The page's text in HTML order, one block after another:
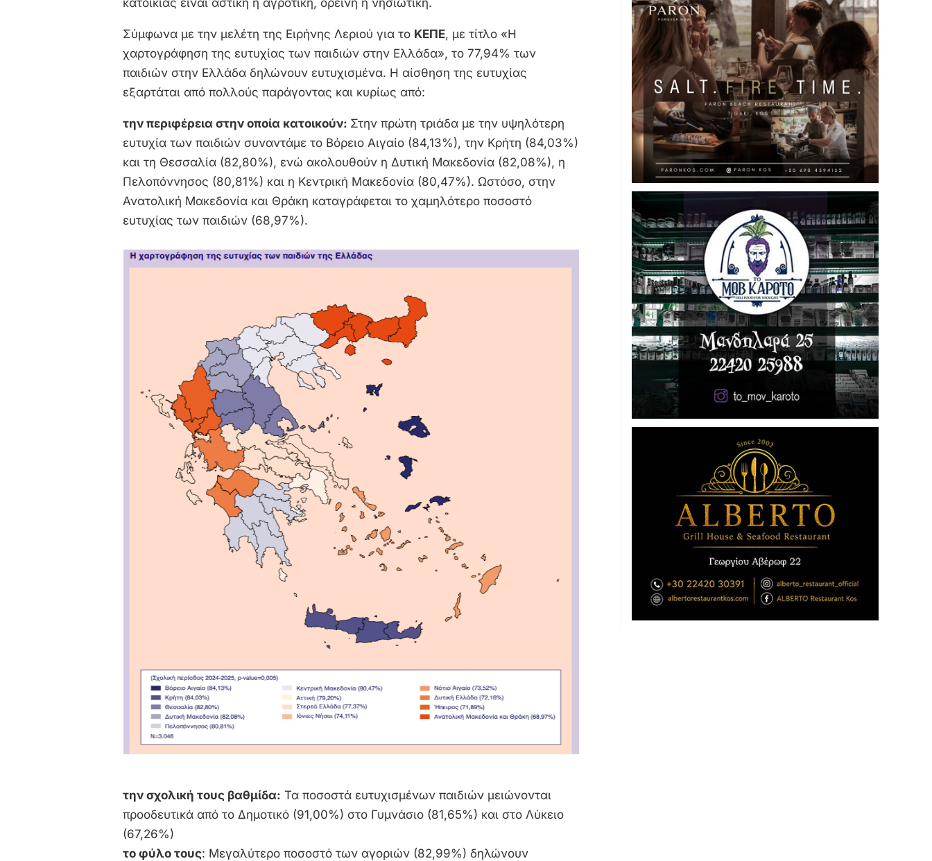
κατοικίας είναι αστική ή αγροτική, ορεινή ή νησιωτική.
Σύμφωνα με την μελέτη της Ειρήνης Λεριού για το ΚΕΠΕ, με τίτλο «Η
χαρτογράφηση της ευτυχίας των παιδιών στην Ελλάδα», το 77,94% των
παιδιών στην Ελλάδα δηλώνουν ευτυχισμένα. Η αίσθηση της ευτυχίας
εξαρτάται από πολλούς παράγοντας και κυρίως από:
την περιφέρεια στην οποία κατοικούν: Στην πρώτη τριάδα με την υψηλότερη
ευτυχία των παιδιών συναντάμε το Βόρειο Αιγαίο (84,13%), την Κρήτη (84,03%)
και τη Θεσσαλία (82,80%), ενώ ακολουθούν η Δυτική Μακεδονία (82,08%), η
Πελοπόννησος (80,81%) και η Κεντρική Μακεδονία (80,47%). Ωστόσο, στην
Ανατολική Μακεδονία και Θράκη καταγράφεται το χαμηλότερο ποσοστό
ευτυχίας των παιδιών (68,97%).
την σχολική τους βαθμίδα: Τα ποσοστά ευτυχισμένων παιδιών μειώνονται
προοδευτικά από το Δημοτικό (91,00%) στο Γυμνάσιο (81,65%) και στο Λύκειο
(67,26%)
το φύλο τους: Μεγαλύτερο ποσοστό των αγοριών (82,99%) δηλώνουν